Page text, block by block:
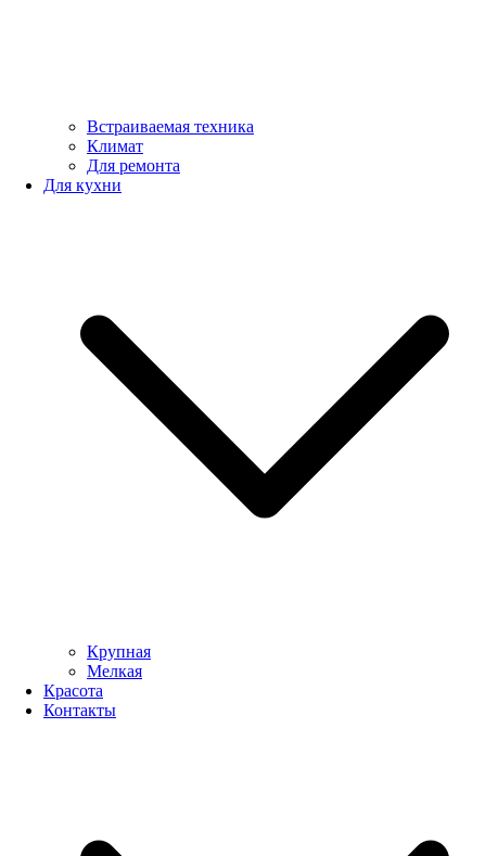
Встраиваемая техника
Климат
Для ремонта
Для кухни
Крупная
Мелкая
Красота
Контакты